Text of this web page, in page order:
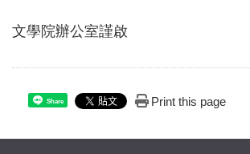
文學院辦公室謹啟
Share Print this page